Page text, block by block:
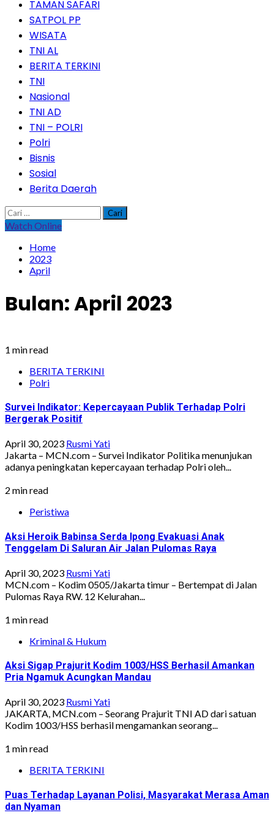
TAMAN SAFARI
SATPOL PP
WISATA
TNI AL
BERITA TERKINI
TNI
Nasional
TNI AD
TNI – POLRI
Polri
Bisnis
Sosial
Berita Daerah
Cari
untuk:
Watch Online
Home
2023
April
Bulan:April 2023
1 min read
BERITA TERKINI
Polri
Survei Indikator: Kepercayaan Publik Terhadap Polri
Bergerak Positif
April 30, 2023 Rusmi Yati
Jakarta – MCN.com – Survei Indikator Politika menunjukan
adanya peningkatan kepercayaan terhadap Polri oleh...
2 min read
Peristiwa
Aksi Heroik Babinsa Serda Ipong Evakuasi Anak
Tenggelam Di Saluran Air Jalan Pulomas Raya
April 30, 2023 Rusmi Yati
MCN.com – Kodim 0505/Jakarta timur – Bertempat di Jalan
Pulomas Raya RW. 12 Kelurahan...
1 min read
Kriminal & Hukum
Aksi Sigap Prajurit Kodim 1003/HSS Berhasil Amankan
Pria Ngamuk Acungkan Mandau
April 30, 2023 Rusmi Yati
JAKARTA, MCN.com – Seorang Prajurit TNI AD dari satuan
Kodim 1003/HSS berhasil mengamankan seorang...
1 min read
BERITA TERKINI
Puas Terhadap Layanan Polisi, Masyarakat Merasa Aman
dan Nyaman